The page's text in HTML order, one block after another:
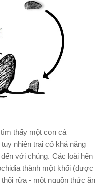
thấy một con cá
nhiên trai có khả năng
với chúng. Các loài hến
thành một khối (được
rữa - một nguồn thức ăn